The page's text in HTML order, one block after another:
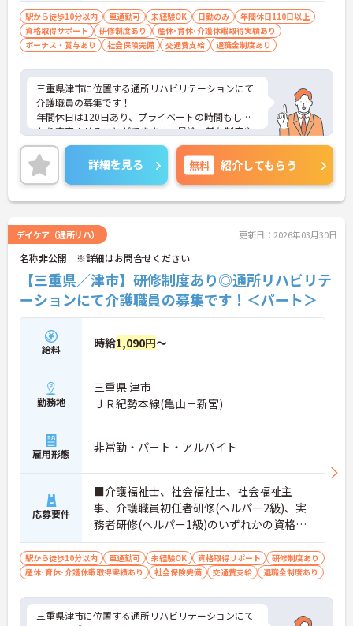
問
駅から徒歩10分以内 車通勤可 未経験OK 日勤のみ
年間休日110日以上
資格取得サポート
研修制度あり
産休･育休･介護休暇取得実績あり
ボーナス・賞与あり
社会保険完備 交通費支給 退職金制度あり
三重県津市に位置する通所リハビリテーションにて
介護職員の募集です！
年間休日は120日あり、プライベートの時間もしっ
かり充実させることができます。昇給・賞与制度や
各種手当整っており、長く働ける環境がございま
す。
ご興味のある方には、面接お気軽にご相談ください
対策ポイントなど、さらに詳細をご案内しますの
で！
詳細を見る 無料 紹介してもらう
デイケア（通所リハ） 更新日：2026年03月30日
名称非公開 ※詳細はお問合せください
【三重県／津市】研修制度あり◎通所リハビリテ
ーションにて介護職員の募集です！＜パート＞
給料 時給1,090円～
勤務地
三重県 津市
ＪＲ紀勢本線(亀山－新宮)
雇用形態 非常勤・パート・アルバイト
応募要件
■介護福祉士、社会福祉士、社会福祉主
事、介護職員初任者研修(ヘルパー2級)、実
務者研修(ヘルパー1級)のいずれかの資格必
須 ■普通自動車運転免許：必須 ■経験：不
問
駅から徒歩10分以内 車通勤可 未経験OK 資格取得サポート
研修制度あり
産休･育休･介護休暇取得実績あり
社会保険完備 交通費支給 退職金制度あり
三重県津市に位置する通所リハビリテーションにて